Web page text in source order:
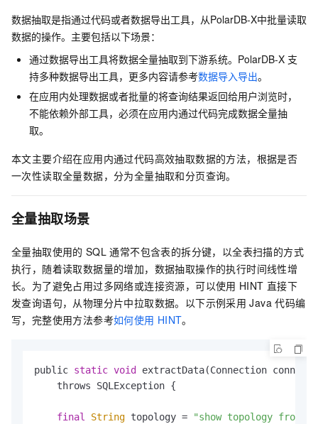
数据抽取是指通过代码或者数据导出工具，从PolarDB-X中批量读取
数据的操作。主要包括以下场景：
通过数据导出工具将数据全量抽取到下游系统。 PolarDB-X 支
持多种数据导出工具，更多内容请参考数据导入导出。
在应用内处理数据或者批量的将查询结果返回给用户浏览时，
不能依赖外部工具，必须在应用内通过代码完成数据全量抽
取。
本文主要介绍在应用内通过代码高效抽取数据的方法，根据是否
一次性读取全量数据，分为全量抽取和分页查询。
全量抽取场景
全量抽取使用的 SQL 通常不包含表的拆分键，以全表扫描的方式
执行，随着读取数据量的增加，数据抽取操作的执行时间线性增
长。为了避免占用过多网络或连接资源，可以使用 HINT 直接下
发查询语句，从物理分片中拉取数据。以下示例采用 Java 代码编
写，完整使用方法参考如何使用 HINT。
public static void
extractData(Connection
    throws SQLException {
final String topology =
"show topology from